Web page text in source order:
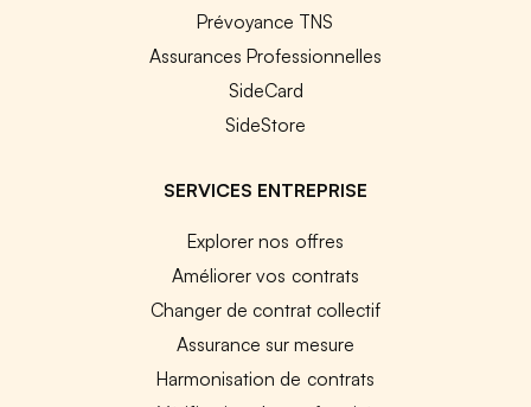
Prévoyance TNS
Assurances Professionnelles
SideCard
SideStore
SERVICES ENTREPRISE
Explorer nos offres
Améliorer vos contrats
Changer de contrat collectif
Assurance sur mesure
Harmonisation de contrats